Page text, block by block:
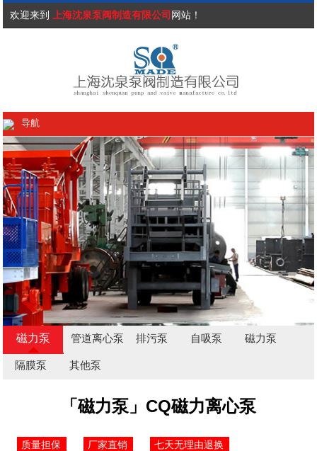
欢迎来到 上海沈泉泵阀制造有限公司 网站！
导航
磁力泵 管道离心泵 排污泵 自吸泵 磁力泵
隔膜泵 其他泵
「磁力泵」CQ磁力离心泵
质量担保 厂家直销 七天无理由退换